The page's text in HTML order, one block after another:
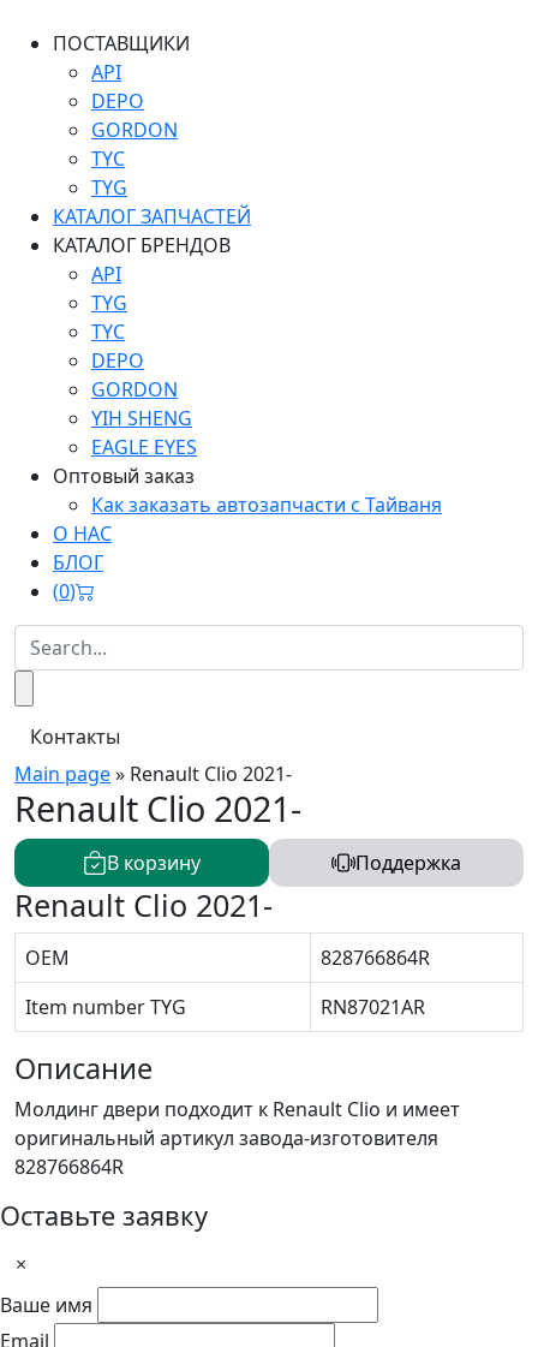
ПОСТАВЩИКИ
API
DEPO
GORDON
TYC
TYG
КАТАЛОГ ЗАПЧАСТЕЙ
КАТАЛОГ БРЕНДОВ
API
TYG
TYC
DEPO
GORDON
YIH SHENG
EAGLE EYES
Оптовый заказ
Как заказать автозапчасти с Тайваня
О НАС
БЛОГ
(0)
Контакты
Main page» Renault Clio 2021-
Renault Clio 2021-
В корзину Поддержка
Renault Clio 2021-
OEM
828766864R
Item number TYG
RN87021AR
Описание
Молдинг двери подходит к Renault Clio и имеет
оригинальный артикул завода-изготовителя
828766864R
Оставьте заявку
×
Ваше имя
Email